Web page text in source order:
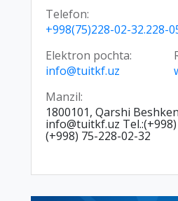
Telefon:
+998(75)228-02-32.228-
Elektron pochta:
info@tuitkf.uz
Manzil:
1800101, Qarshi
info@tuitkf.uz
(+998) 75-228-02-32